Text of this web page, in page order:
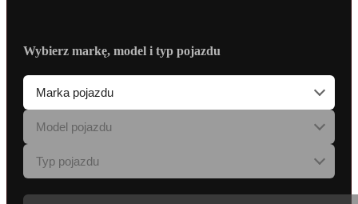
Wybierz markę, model i typ pojazdu